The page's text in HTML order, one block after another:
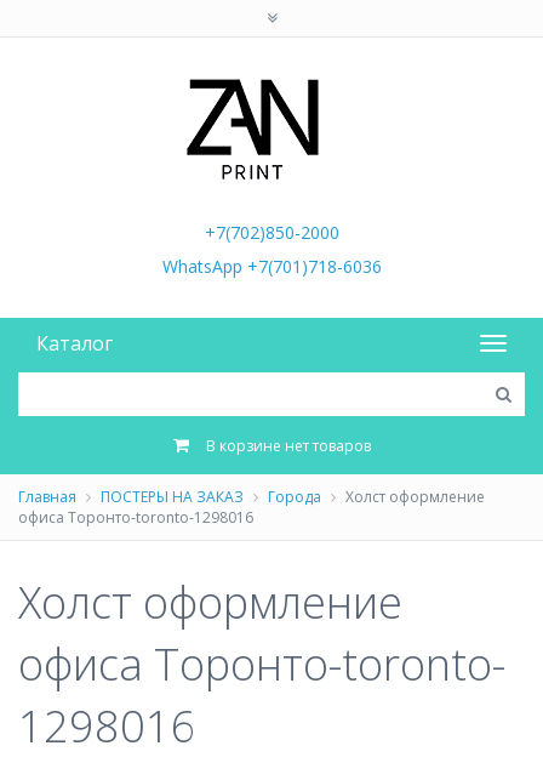
+7(702)850-2000
WhatsApp +7(701)718-6036
Каталог
В корзине нет товаров
Главная ПОСТЕРЫ НА ЗАКАЗ Города
Холст оформление
офиса Торонто-toronto-1298016
Холст оформление
офиса Торонто-toronto-
1298016